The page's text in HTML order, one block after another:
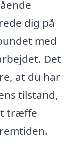
dig på
med
Det
at du har
tilstand,
træffe